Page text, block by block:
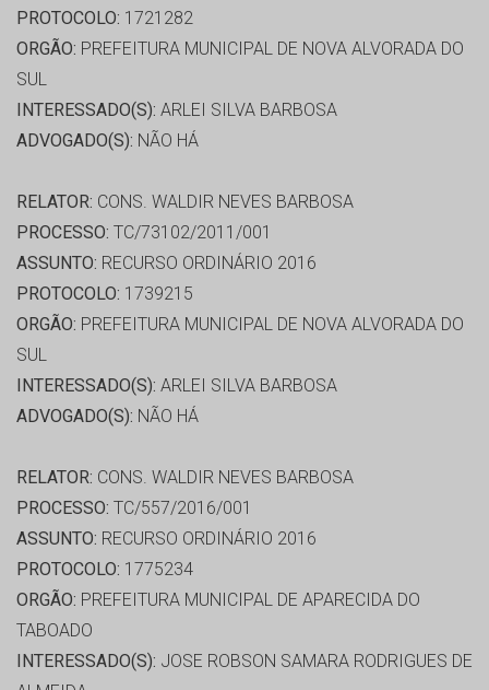
PROTOCOLO: 1721282
ORGÃO: PREFEITURA MUNICIPAL DE NOVA ALVORADA DO
SUL
INTERESSADO(S): ARLEI SILVA BARBOSA
ADVOGADO(S): NÃO HÁ
RELATOR: CONS. WALDIR NEVES BARBOSA
PROCESSO: TC/73102/2011/001
ASSUNTO: RECURSO ORDINÁRIO 2016
PROTOCOLO: 1739215
ORGÃO: PREFEITURA MUNICIPAL DE NOVA ALVORADA DO
SUL
INTERESSADO(S): ARLEI SILVA BARBOSA
ADVOGADO(S): NÃO HÁ
RELATOR: CONS. WALDIR NEVES BARBOSA
PROCESSO: TC/557/2016/001
ASSUNTO: RECURSO ORDINÁRIO 2016
PROTOCOLO: 1775234
ORGÃO: PREFEITURA MUNICIPAL DE APARECIDA DO
TABOADO
INTERESSADO(S): JOSE ROBSON SAMARA RODRIGUES DE